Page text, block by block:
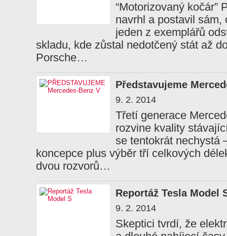
“Motorizovaný kočár”
navrhl a postavil sám,
jeden z exemplářů
skladu, kde zůstal nedotčený stát až
Porsche…
Představujeme
9. 2. 2014
Třetí generace
rozvine kvality
se tentokrát nechystá
koncepce plus výběr tří celkových
dvou rozvorů…
Reportáž Tesla Model
9. 2. 2014
Skeptici tvrdí, že